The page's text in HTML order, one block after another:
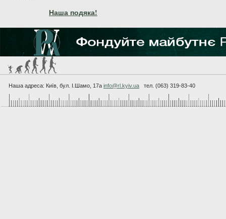
Наша подяка!
Наша адреса: Київ, бул. I.Шамо, 17а info@rl.kyiv.ua тел. (063) 319-83-40